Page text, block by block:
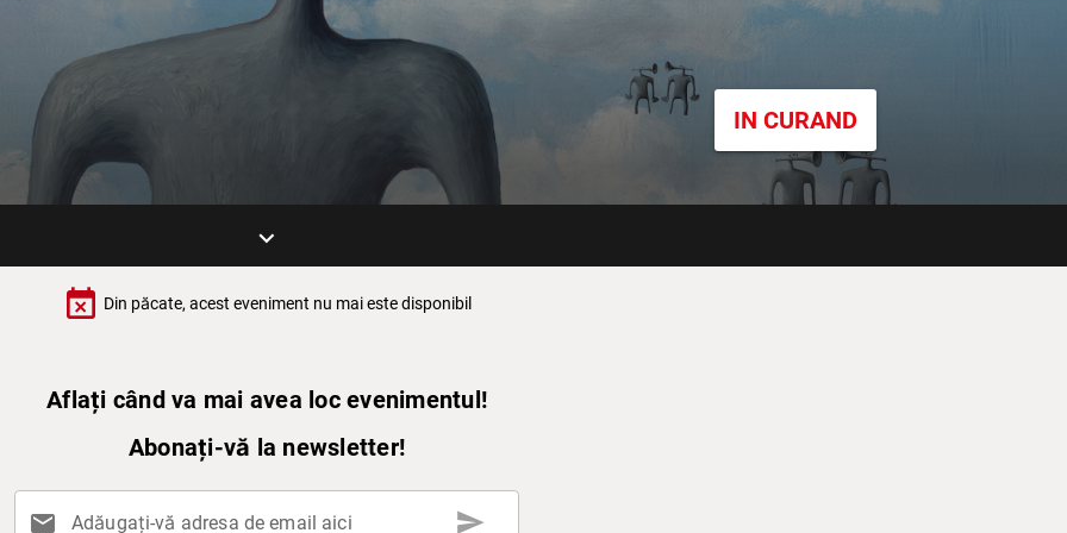
IN CURAND
keyboard_arrow_down
event_busy Din păcate, acest eveniment nu mai este disponibil
Aflați când va mai avea loc evenimentul!
Abonați-vă la newsletter!
mail Adăugați-vă adresa de email aici send